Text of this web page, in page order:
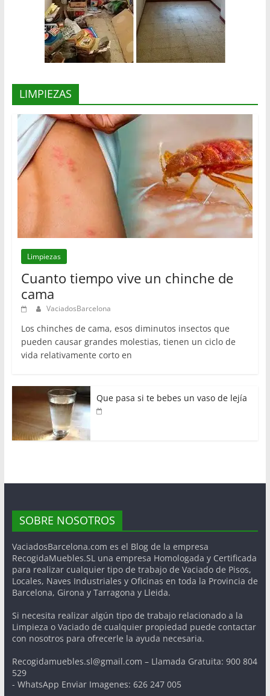
LIMPIEZAS
Limpiezas
Cuanto tiempo vive un chinche de
cama
VaciadosBarcelona
Los chinches de cama, esos diminutos insectos que
pueden causar grandes molestias, tienen un ciclo de
vida relativamente corto en
Que pasa si te bebes un vaso de lejía
SOBRE NOSOTROS
VaciadosBarcelona.com es el Blog de la empresa
RecogidaMuebles.SL una empresa Homologada y Certificada
para realizar cualquier tipo de trabajo de Vaciado de Pisos,
Locales, Naves Industriales y Oficinas en toda la Provincia de
Barcelona, Girona y Tarragona y Lleida.
Si necesita realizar algún tipo de trabajo relacionado a la
Limpieza o Vaciado de cualquier propiedad puede contactar
con nosotros para ofrecerle la ayuda necesaria.
Recogidamuebles.sl@gmail.com – Llamada Gratuita: 900 804
529
- WhatsApp Enviar Imagenes: 626 247 005